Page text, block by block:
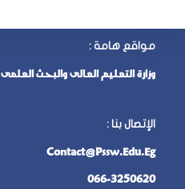
مواقع هامة :
وزارة التعليم العالى والبحث العلمى
الإتصال بنا :
Contact@pssw.edu.eg
066-3250620